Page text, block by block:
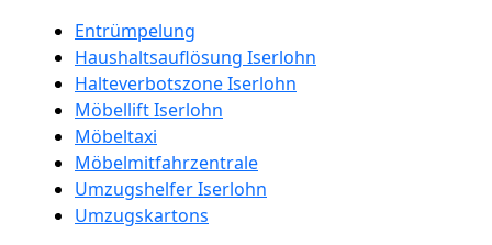
Entrümpelung
Haushaltsauflösung Iserlohn
Halteverbotszone Iserlohn
Möbellift Iserlohn
Möbeltaxi
Möbelmitfahrzentrale
Umzugshelfer Iserlohn
Umzugskartons